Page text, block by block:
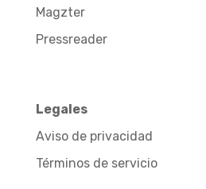
Magzter
Pressreader
Legales
Aviso de privacidad
Términos de servicio